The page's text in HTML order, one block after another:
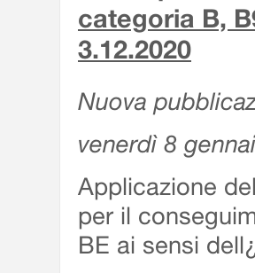
categoria B,
3.12.2020
Nuova
venerdì 8
Applicazione
per il
BE ai sensi